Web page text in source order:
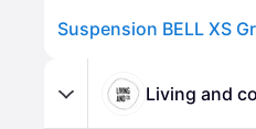
Suspension BELL XS
Living and